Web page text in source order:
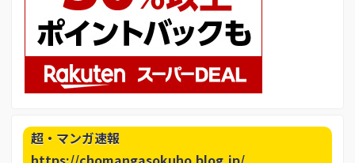
超・マンガ速報